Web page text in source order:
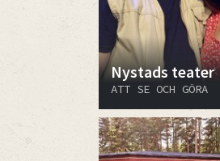
Nystads teater
ATT SE OCH GÖRA